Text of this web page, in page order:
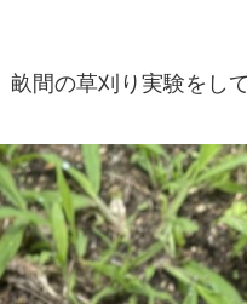
間の草刈り実験をして